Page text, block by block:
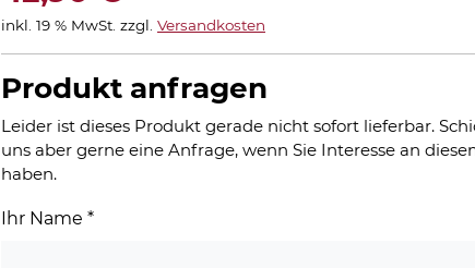
inkl. 19 % MwSt. zzgl. Versandkosten
Produkt anfragen
Leider ist dieses Produkt gerade nicht sofort lieferbar.
uns aber gerne eine Anfrage, wenn Sie Interesse an
haben.
Ihr Name *